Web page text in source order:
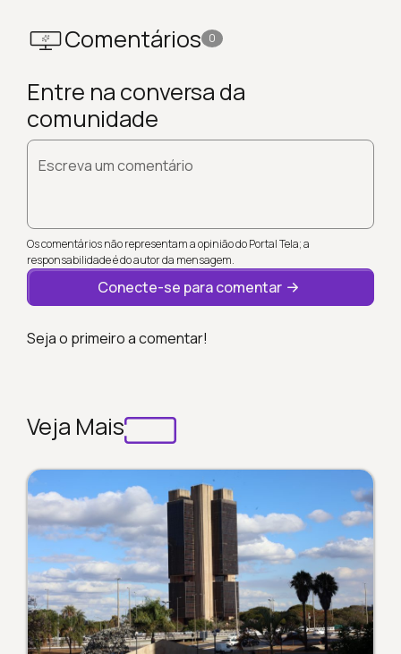
Comentários 0
Entre na conversa da
comunidade
Escreva um comentário
Os comentários não representam a opinião do Portal Tela; a
responsabilidade é do autor da mensagem.
Conecte-se para comentar
Seja o primeiro a comentar!
Veja Mais